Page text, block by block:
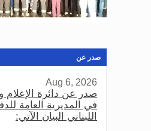
صدر عن
Aug 6, 2026
صدر عن دائرة الإعلام
في المديرية العامة
اللبناني البيان الآتي: